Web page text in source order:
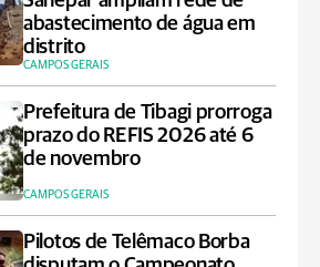
abastecimento de água em
distrito
CAMPOS GERAIS
Prefeitura de Tibagi prorroga
prazo do REFIS 2026 até 6
de novembro
CAMPOS GERAIS
Pilotos de Telêmaco Borba